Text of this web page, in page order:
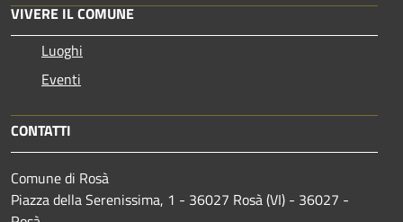
VIVERE IL COMUNE
Luoghi
Eventi
CONTATTI
Comune di Rosà
Piazza della Serenissima, 1 - 36027 Rosà (VI) - 36027 -